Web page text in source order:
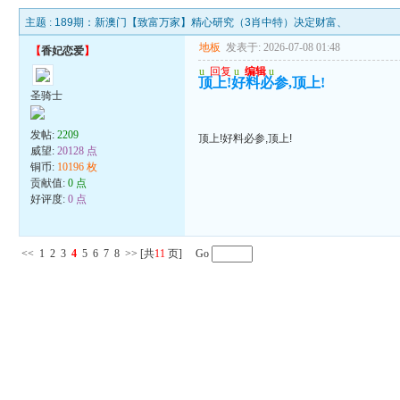
主题 : 189期：新澳门【致富万家】精心研究（3肖中特）决定财富、
【香妃恋爱】
圣骑士
发帖:2209
威望:20128 点
铜币: 10196 枚
贡献值:0 点
好评度:0 点
地板 发表于: 2026-07-08 01:48
u 回复 u 编辑 u
顶上!好料必参,顶上!
顶上!好料必参,顶上!
<< 1 2 3 4 5 6 7 8 >> [共11 页] Go